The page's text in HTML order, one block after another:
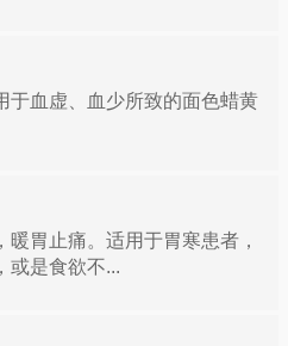
于血虚、血少所致的面色蜡黄
胃止痛。适用于胃寒患者，
或是食欲不...